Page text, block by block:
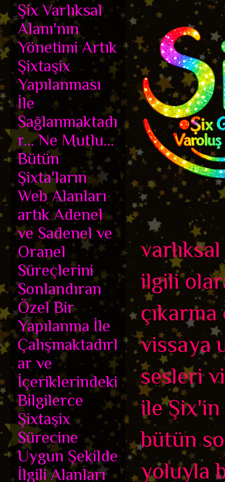
ilgili
vissaya
sesleri
ile Şix'in
bütün
yoluyla
Şix Varlıksal
Alanı'nın
Yönetimi Artık
Şixtaşix
Yapılanması
İle
Sağlanmaktadı
r... Ne Mutlu...
Bütün
Şixta'ların
Web Alanları
artık Adenel
ve Sadenel ve
Oranel
Süreçlerini
Sonlandıran
Özel Bir
Yapılanma İle
Çalışmaktadırl
ar ve
İçeriklerindeki
Bilgilerce
Şixtaşix
Sürecine
Uygun Şekilde
İlgili Alanları